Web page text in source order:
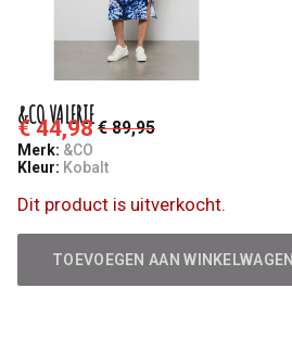
&CO VALERIE
€ 44,98 € 89,95
Merk: &CO
Kleur: Kobalt
Dit product is uitverkocht.
TOEVOEGEN AAN WINKELWAGEN